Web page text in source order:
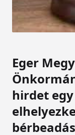
Eger
hirdet